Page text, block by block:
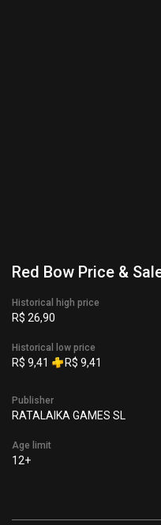
Red Bow Price &
Historical high price
R$ 26,90
Historical low price
R$ 9,41 R$ 9,41
Publisher
RATALAIKA GAMES SL
Age limit
12+